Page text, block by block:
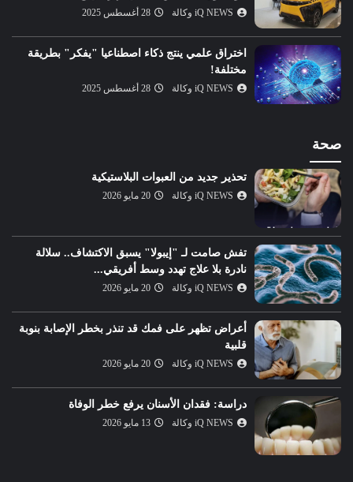
iQ NEWS وكالة 28 أغسطس 2025
اختراق علمي ينتج ذكاء اصطناعيا "يفكر" بطريقة
مختلفة!
iQ NEWS وكالة 28 أغسطس 2025
صحة
تحذير جديد من العبوات البلاستيكية
iQ NEWS وكالة 20 مايو 2026
تفش صامت لـ "إيبولا" يسبق الاكتشاف.. سلالة
نادرة بلا علاج تهدد وسط أفريقي...
iQ NEWS وكالة 20 مايو 2026
أعراض تظهر على فمك قد تنذر بخطر الإصابة بنوبة
قلبية
iQ NEWS وكالة 20 مايو 2026
دراسة: فقدان الأسنان يرفع خطر الوفاة
iQ NEWS وكالة 13 مايو 2026